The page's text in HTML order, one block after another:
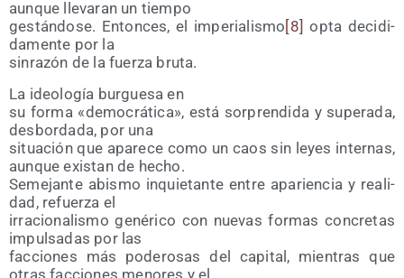
aun­que lle­va­ran un tiempo
ges­tán­do­se. Enton­ces, el impe­ria­lis­mo [8] opta deci­di­
da­men­te por la
sin­ra­zón de la fuer­za bruta.
La ideo­lo­gía bur­gue­sa en
su for­ma «demo­crá­ti­ca», está sor­pren­di­da y supe­ra­da,
des­bor­da­da, por una
situa­ción que apa­re­ce como un caos sin leyes inter­nas,
aun­que exis­tan de hecho.
Seme­jan­te abis­mo inquie­tan­te entre apa­rien­cia y reali­
dad, refuer­za el
irra­cio­na­lis­mo gené­ri­co con nue­vas for­mas con­cre­tas
impul­sa­das por las
fac­cio­nes más pode­ro­sas del capi­tal, mien­tras que
otras fac­cio­nes meno­res y el